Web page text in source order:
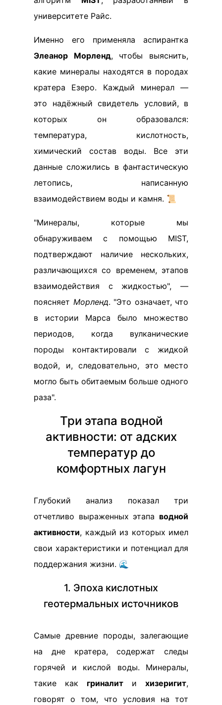
университете Райс.
Именно его применяла аспирантка
Элеанор Морленд, чтобы выяснить,
какие минералы находятся в породах
кратера Езеро. Каждый минерал —
это надёжный свидетель условий, в
которых он образовался:
температура, кислотность,
химический состав воды. Все эти
данные сложились в фантастическую
летопись, написанную
взаимодействием воды и камня. 📜
"Минералы, которые мы
обнаруживаем с помощью MIST,
подтверждают наличие нескольких,
различающихся со временем, этапов
взаимодействия с жидкостью", —
поясняет Морленд. "Это означает, что
в истории Марса было множество
периодов, когда вулканические
породы контактировали с жидкой
водой, и, следовательно, это место
могло быть обитаемым больше одного
раза".
Три этапа водной
активности: от адских
температур до
комфортных лагун
Глубокий анализ показал три
отчетливо выраженных этапа водной
активности, каждый из которых имел
свои характеристики и потенциал для
поддержания жизни. 🌊
1. Эпоха кислотных
геотермальных источников
Самые древние породы, залегающие
на дне кратера, содержат следы
горячей и кислой воды. Минералы,
такие как гриналит и хизеригит,
говорят о том, что условия на тот